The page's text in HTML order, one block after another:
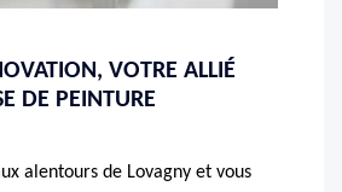
VOTRE ALLIÉ
DE PEINTURE
alentours de Lovagny et vous